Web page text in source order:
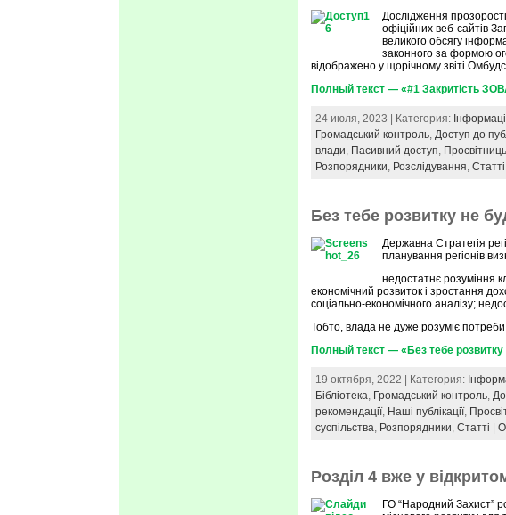
Дослідження
офіційних веб-сайтів
великого обсягу
законного за формою
відображено у щорічному звіті
Полный текст — «#1 Закритість
24 июля, 2023 | Категория:
Громадський контроль,Доступ до
влади, Пасивний доступ,
Розпорядники, Розслідування,Статті
Без тебе розвитку не
Державна Стратегія
планування регіонів
недостатнє розуміння
економічний розвиток і зростання
соціально-економічного аналізу;
Тобто, влада не дуже розуміє
Полный текст — «Без тебе розвитку
19 октября, 2022 | Категория:
Бібліотека, Громадський контроль,
рекомендації, Наші публікації,
суспільства, Розпорядники,Статті |
Розділ 4 вже у
ГО “Народний Захист”